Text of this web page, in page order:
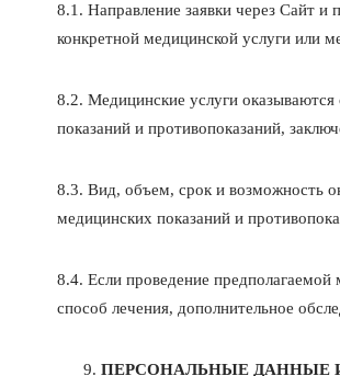
8.1. Направление заявки через Сайт и
конкретной медицинской услуги или
8.2. Медицинские услуги
показаний и противопоказаний,
8.3. Вид, объем, срок и возможность
медицинских показаний и
8.4. Если проведение
способ лечения, дополнительное
ПЕРСОНАЛЬНЫЕ ДАННЫЕ